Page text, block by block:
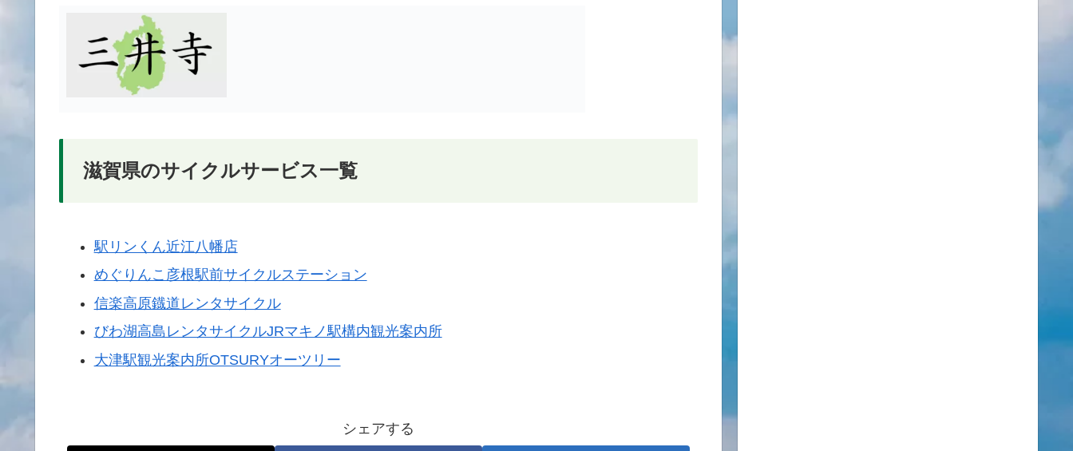
滋賀県のサイクルサービス一覧
駅リンくん近江八幡店
めぐりんこ彦根駅前サイクルステーション
信楽高原鐡道レンタサイクル
びわ湖高島レンタサイクルJRマキノ駅構内観光案内所
大津駅観光案内所OTSURYオーツリー
シェアする